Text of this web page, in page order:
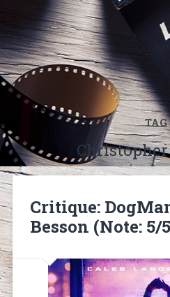
TAG
Critique:
Besson (Note: 5/